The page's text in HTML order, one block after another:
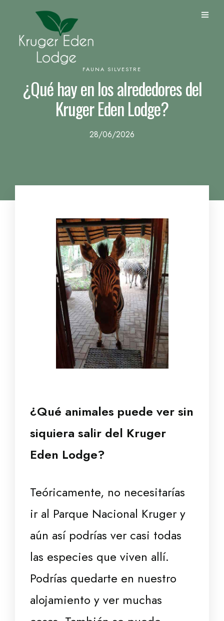
FAUNA SILVESTRE
¿Qué hay en los alrededores del
Kruger Eden Lodge?
28/06/2026
¿Qué animales puede ver sin
siquiera salir del Kruger
Eden Lodge?
Teóricamente, no necesitarías
ir al Parque Nacional Kruger y
aún así podrías ver casi todas
las especies que viven allí.
Podrías quedarte en nuestro
alojamiento y ver muchas